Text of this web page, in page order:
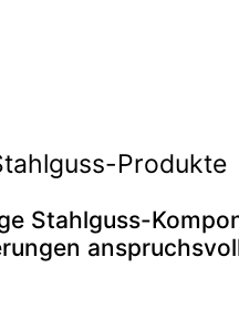
Produkte
Stahlguss-